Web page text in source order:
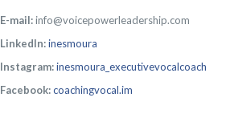
E-mail:info@voicepowerleadership.com
LinkedIn:inesmoura
Instagram:inesmoura_executivevocalcoach
Facebook:coachingvocal.im